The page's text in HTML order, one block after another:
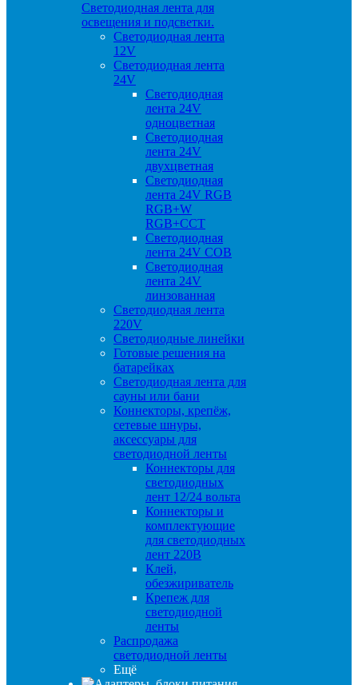
Светодиодная лента для
освещения и подсветки.
Светодиодная лента
12V
Светодиодная лента
24V
Светодиодная
лента 24V
одноцветная
Светодиодная
лента 24V
двухцветная
Светодиодная
лента 24V RGB
RGB+W
RGB+CCT
Светодиодная
лента 24V COB
Светодиодная
лента 24V
линзованная
Светодиодная лента
220V
Светодиодные линейки
Готовые решения на
батарейках
Светодиодная лента для
сауны или бани
Коннекторы, крепёж,
сетевые шнуры,
аксессуары для
светодиодной ленты
Коннекторы для
светодиодных
лент 12/24 вольта
Коннекторы и
комплектующие
для светодиодных
лент 220В
Клей,
обезжириватель
Крепеж для
светодиодной
ленты
Распродажа
светодиодной ленты
Ещё